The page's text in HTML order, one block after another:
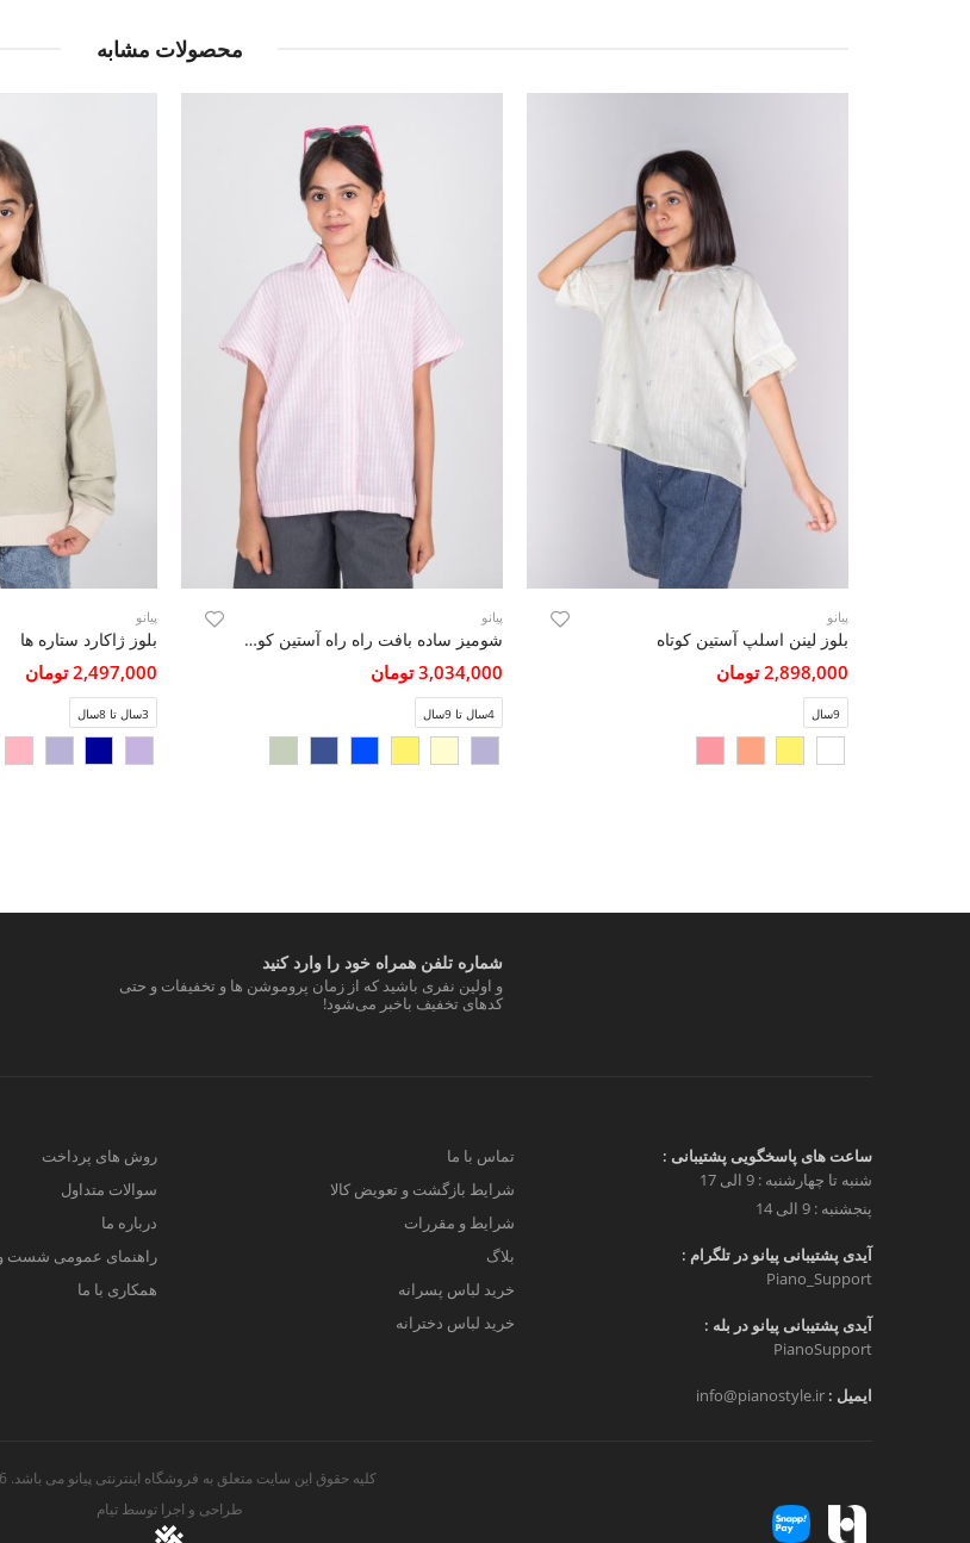
محصولات مشابه
پیانو
بلوز لینن اسلپ آستین کوتاه
2,898,000 تومان
9سال
پیانو
شومیز ساده بافت راه راه آستین کوتاه
3,034,000 تومان
4سال تا 9سال
پیانو
بلوز ژاکارد ستاره ها
2,497,000 تومان
3سال تا 8سال
شماره تلفن همراه خود را وارد کنید
و اولین نفری باشید که از زمان پروموشن ها و تخفیفات و حتی
کدهای تخفیف باخبر می‌شود!
ساعت های پاسخگویی پشتیبانی :
شنبه تا چهارشنبه : 9 الی 17
پنجشنبه : 9 الی 14
آیدی پشتیبانی پیانو در تلگرام :
Piano_Support
آیدی پشتیبانی پیانو در بله :
PianoSupport
ایمیل : info@pianostyle.ir
تماس با ما
شرایط بازگشت و تعویض کالا
شرایط و مقررات
بلاگ
خرید لباس پسرانه
خرید لباس دخترانه
روش های پرداخت
سوالات متداول
درباره ما
راهنمای عمومی شست
همکاری با ما
کلیه حقوق این سایت متعلق به فروشگاه اینترنتی پیانو می باشد. 2026©
طراحی و اجرا توسطتیام